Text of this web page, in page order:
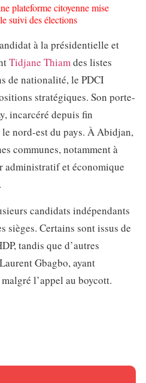
plateforme citoyenne mise
suivi des élections
à la présidentielle et
Tidjane Thiamdes listes
de nationalité, le PDCI
stratégiques. Son porte-
incarcéré depuis fin
le nord-est du pays. À Abidjan,
communes, notamment à
administratif et économique
candidats indépendants
sièges. Certains sont issus de
tandis que d’autres
Gbagbo, ayant
l’appel au boycott.